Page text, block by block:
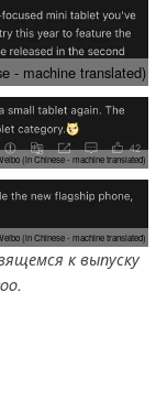
- machine translated)
(in Chinese - machine translated)
(in Chinese - machine translated)
к выпуску